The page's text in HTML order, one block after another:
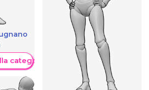
categoria